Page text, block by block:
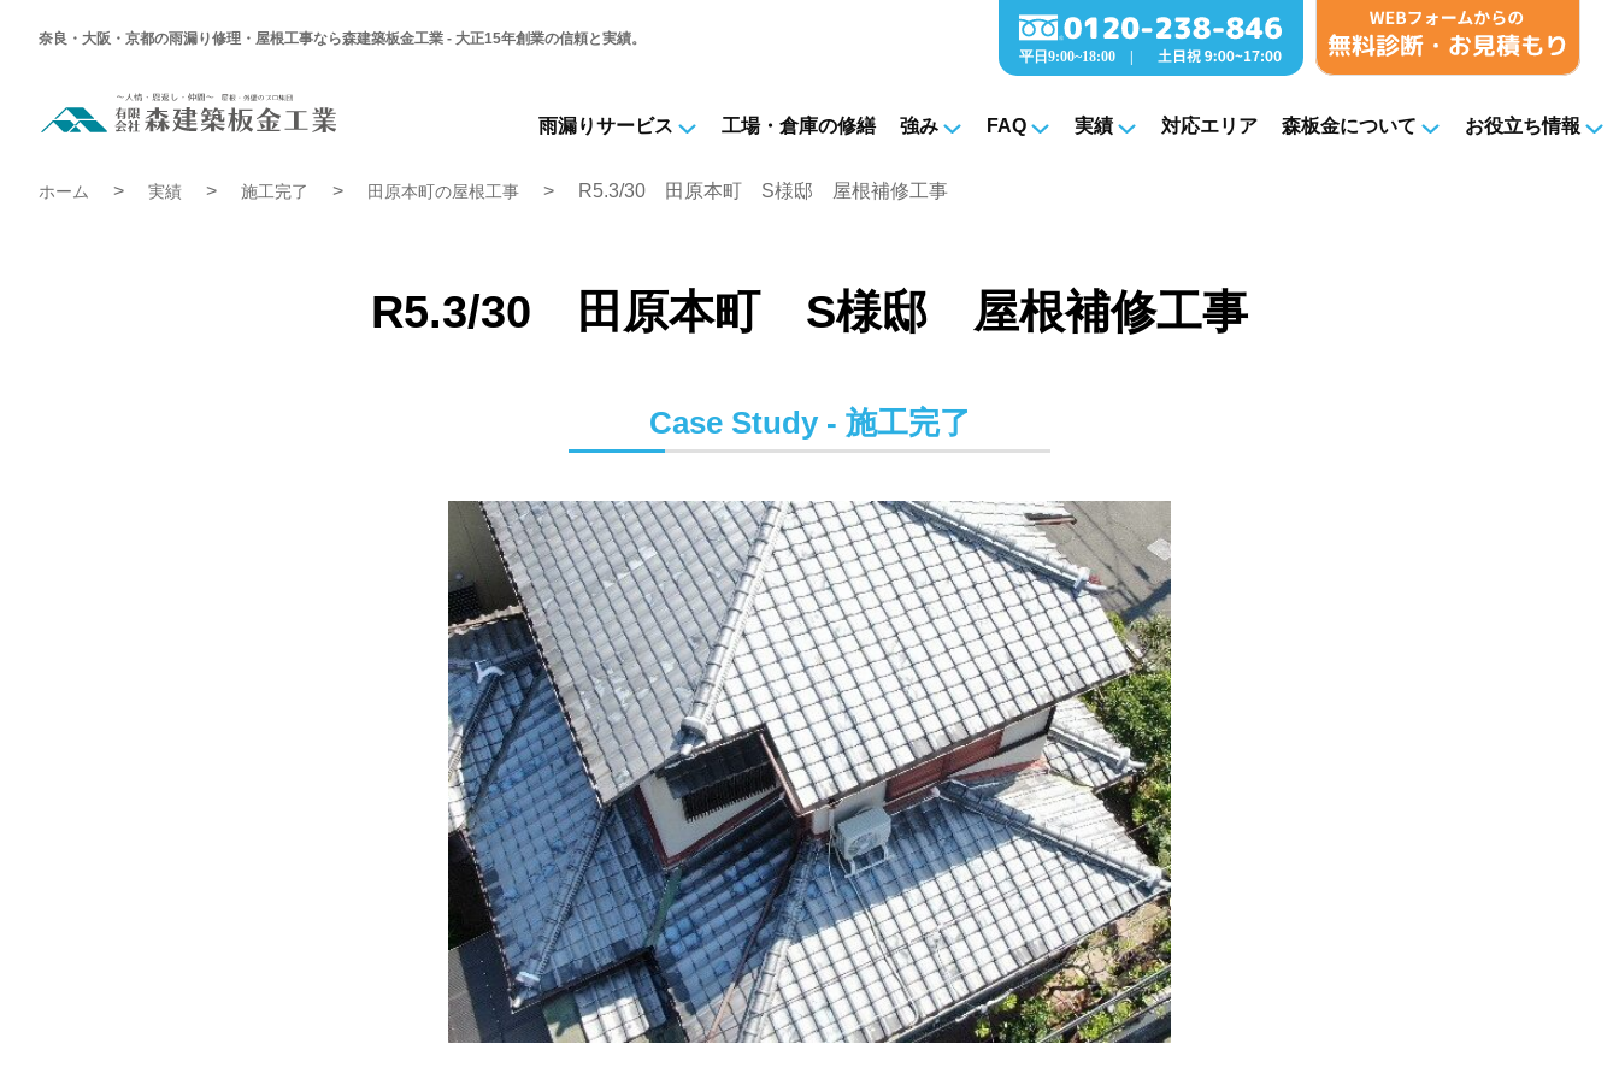
奈良・大阪・京都の雨漏り修理・屋根工事なら森建築板金工業 - 大正15年創業の信頼と実績。
雨漏りサービス 工場・倉庫の修繕 強み FAQ 実績 対応エリア 森板金について
お役立ち情報
ホーム 実績 施工完了 田原本町の屋根工事 R5.3/30 田原本町 S様邸 屋根補修工事
R5.3/30 田原本町 S様邸 屋根補修工事
Case Study - 施工完了